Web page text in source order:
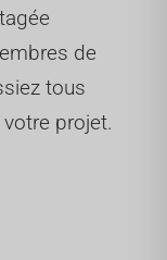
de
tous
projet.